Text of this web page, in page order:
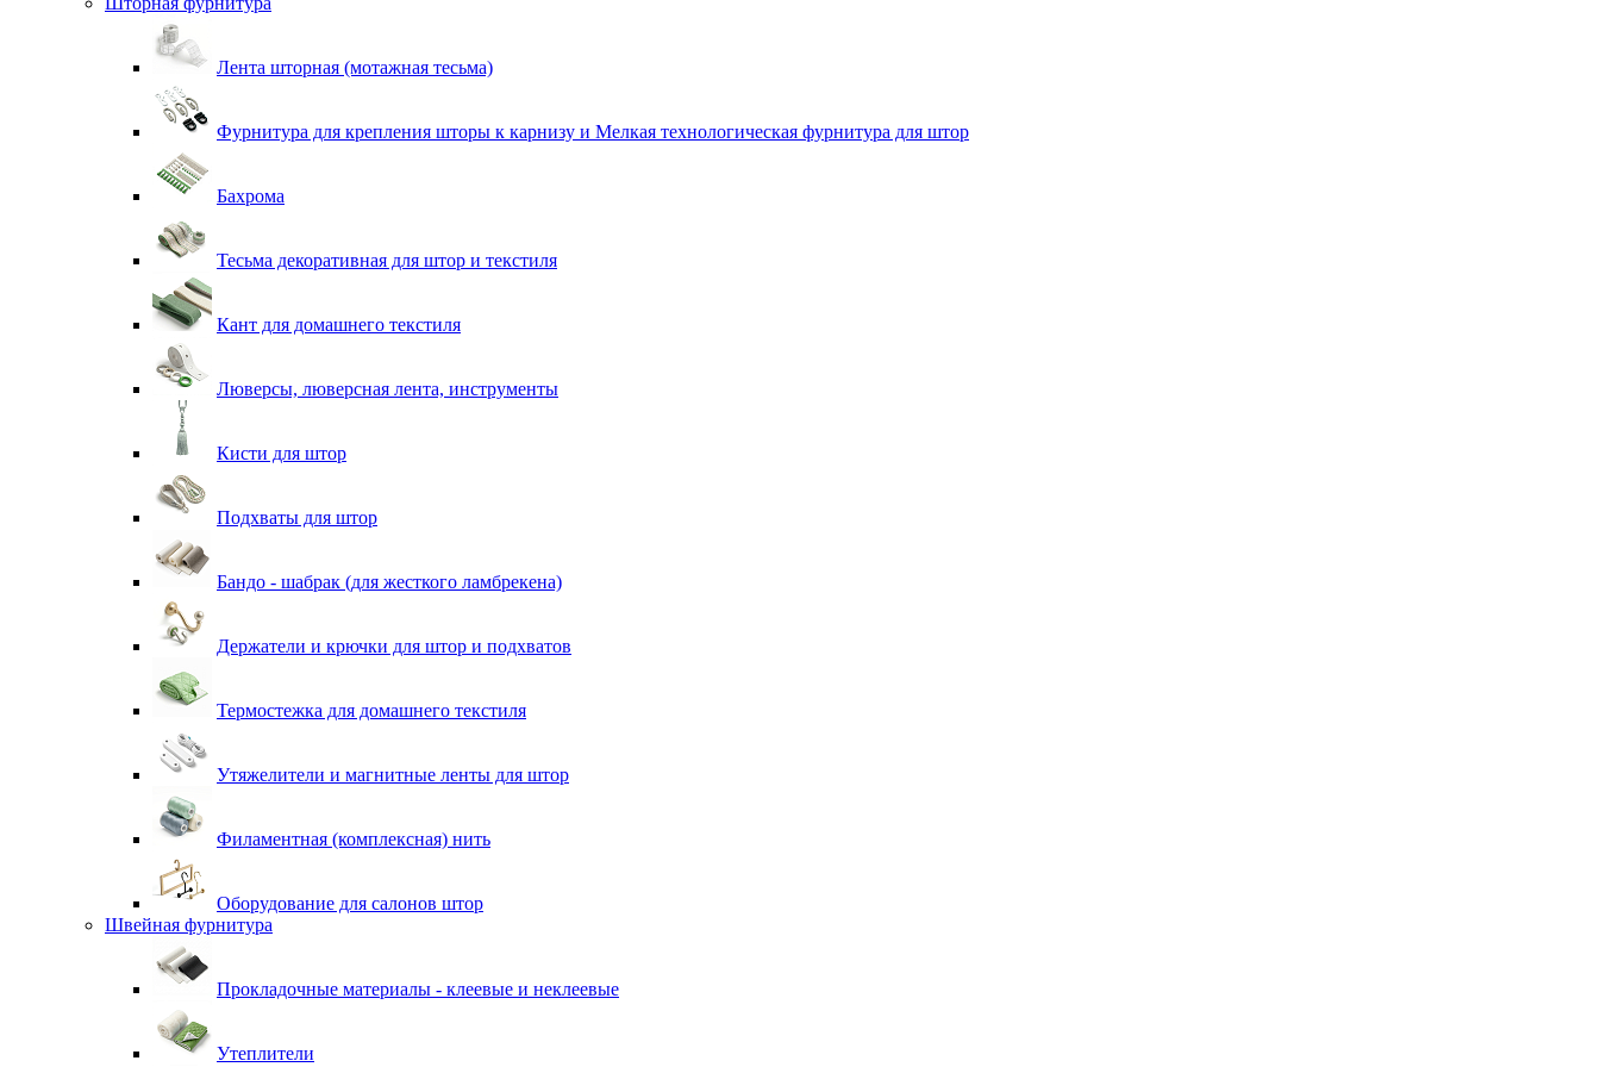
Лента шторная (мотажная тесьма)
Фурнитура для крепления шторы к карнизу и Мелкая технологическая фурнитура для штор
Бахрома
Тесьма декоративная для штор и текстиля
Кант для домашнего текстиля
Люверсы, люверсная лента, инструменты
Кисти для штор
Подхваты для штор
Бандо - шабрак (для жесткого ламбрекена)
Держатели и крючки для штор и подхватов
Термостежка для домашнего текстиля
Утяжелители и магнитные ленты для штор
Филаментная (комплексная) нить
Оборудование для салонов штор
Швейная фурнитура
Прокладочные материалы - клеевые и неклеевые
Утеплители